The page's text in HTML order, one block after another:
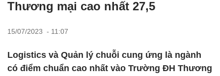
Thương mại cao nhất 27,5
15/07/2023 - 11:07
Logistics và Quản lý chuỗi cung ứng là ngành
có điểm chuẩn cao nhất vào Trường ĐH Thương